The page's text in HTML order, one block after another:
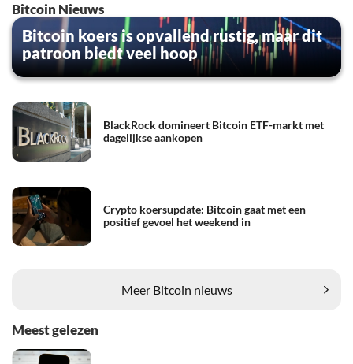
Bitcoin Nieuws
Bitcoin koers is opvallend rustig, maar dit
patroon biedt veel hoop
BlackRock domineert Bitcoin ETF-markt met
dagelijkse aankopen
Crypto koersupdate: Bitcoin gaat met een
positief gevoel het weekend in
Meer Bitcoin nieuws
Meest gelezen